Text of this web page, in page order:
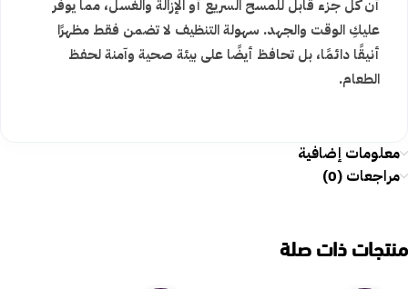
أن كل جزء قابل للمسح السريع أو الإزالة والغسل، مما يوفّر
عليكِ الوقت والجهد. سهولة التنظيف لا تضمن فقط مظهرًا
أنيقًا دائمًا، بل تحافظ أيضًا على بيئة صحية وآمنة لحفظ
الطعام.
معلومات إضافية
مراجعات (0)
منتجات ذات صلة